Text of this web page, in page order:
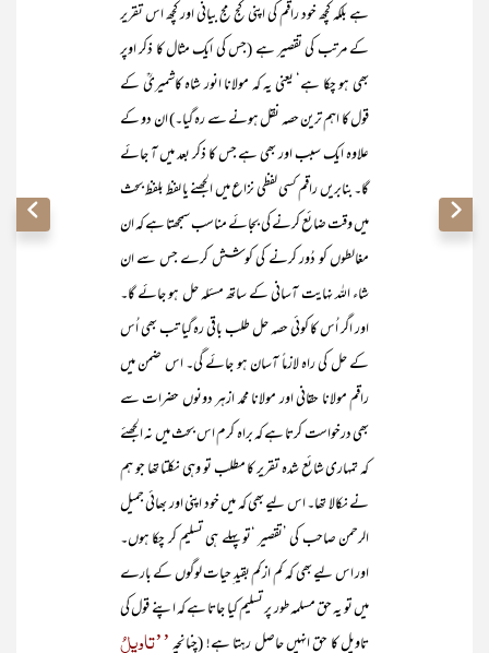
ہے بلکہ کچھ خود راقم کی اپنی کج مج بیانی اور کچھ اس تقریر
کے مرتب کی تقصیر ہے (جس کی ایک مثال کا ذکر اوپر
بھی ہو چکا ہے‘ یعنی یہ کہ مولانا انور شاہ کاشمیریؒ کے
قول کا اہم ترین حصہ نقل ہونے سے رہ گیا۔) ان دو کے
علاوہ ایک سبب اور بھی ہے جس کا ذکر بعد میں آ جائے
گا۔ بنابریں راقم کسی لفظی نزاع میں الجھنے یا لفظ بلفظ بحث
میں وقت ضائع کرنے کی بجائے مناسب سمجھتا ہے کہ ان
مغالطوں کو دُور کرنے کی کوشش کرے جس سے ان
شاء اللہ نہایت آسانی کے ساتھ مسئلہ حل ہو جائے گا۔
اور اگر اُس کا کوئی حصہ حل طلب باقی رہ گیا تب بھی اُس
کے حل کی راہ لازماً آسان ہو جائے گی۔ اس ضمن میں
راقم مولانا حقانی اور مولانا محمد ازہر دونوں حضرات سے
بھی درخواست کرتا ہے کہ براہ کرم اس بحث میں نہ الجھئے
کہ تمہاری شائع شدہ تقریر کا مطلب تو وہی نکلتا تھا جو ہم
نے نکالا تھا۔ اس لیے بھی کہ میں خود اپنی اور بھائی جمیل
الرحمن صاحب کی ’تقصیر ‘تو پہلے ہی تسلیم کر چکا ہوں۔
اور اس لیے بھی کہ کم ازکم بقید ِحیات لوگوں کے بارے
میں تو یہ حق مسلمہ طور پر تسلیم کیا جاتا ہے کہ اپنے قول کی
تاویل کا حق انہیں حاصل رہتا ہے! (چنانچہ’’تاویلُ